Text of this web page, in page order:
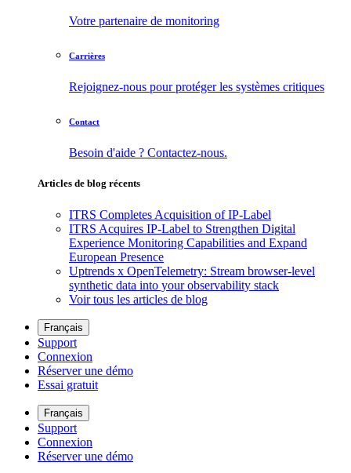
Votre partenaire de monitoring
Carrières
Rejoignez-nous pour protéger les systèmes critiques
Contact
Besoin d'aide ? Contactez-nous.
Articles de blog récents
ITRS Completes Acquisition of IP-Label
ITRS Acquires IP-Label to Strengthen Digital
Experience Monitoring Capabilities and Expand
European Presence
Uptrends x OpenTelemetry: Stream browser-level
synthetic data into your observability stack
Voir tous les articles de blog
Français
Support
Connexion
Réserver une démo
Essai gratuit
Français
Support
Connexion
Réserver une démo